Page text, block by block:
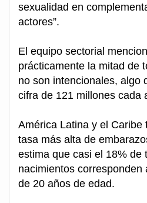
sexualidad en
actores”.
El equipo sectorial
prácticamente la mitad de
no son intencionales, algo
cifra de 121 millones cada
América Latina y el Caribe
tasa más alta de
estima que casi el 18% de
nacimientos corresponden
de 20 años de edad.